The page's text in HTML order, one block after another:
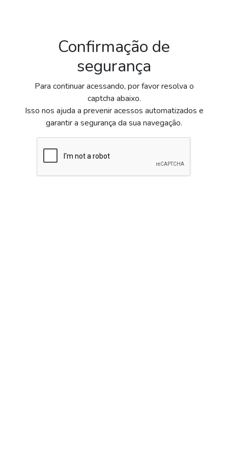
Confirmação de
segurança
Para continuar acessando, por favor resolva o
captcha abaixo.
Isso nos ajuda a prevenir acessos automatizados e
garantir a segurança da sua navegação.